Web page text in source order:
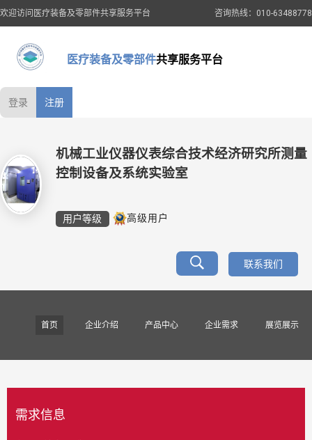
欢迎访问医疗装备及零部件共享服务平台 咨询热线：010-63488778
医疗装备及零部件共享服务平台
登录 注册
机械工业仪器仪表综合技术经济研究所测量
控制设备及系统实验室
用户等级 高级用户
联系我们
首页 企业介绍 产品中心 企业需求 展览展示
需求信息